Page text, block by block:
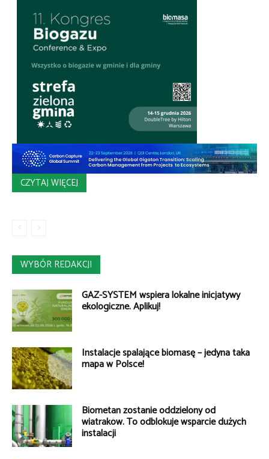
CZYTAJ WIĘCEJ
WYBÓR REDAKCJI
GAZ-SYSTEM wspiera lokalne inicjatywy
ekologiczne. Aplikuj!
Instalacje spalające biomasę – jedyna taka
mapa w Polsce!
Biometan zostanie oddzielony od
wiatraków. To odblokuje wsparcie dużych
instalacji